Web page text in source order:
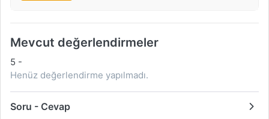
Mevcut değerlendirmeler
5 -
Henüz değerlendirme yapılmadı.
Soru - Cevap